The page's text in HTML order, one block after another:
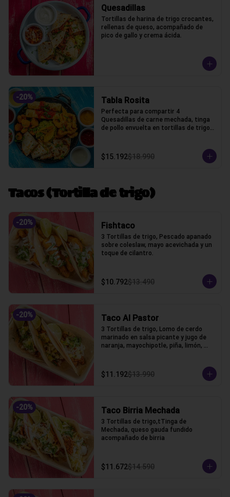
Quesadillas
Tortillas de harina de trigo crocantes,
rellenas de queso, acompañado de
pico de gallo y crema ácida.
-20% Tabla Rosita
Perfecta para compartir 4
Quesadillas de carne mechada, tinga
de pollo envuelta en tortillas de trigo,
chipotle, acida, honey, marinara y pico
de gallo
$15.192$18.990
Tacos (Tortilla de trigo)
-20% Fishtaco
3 Tortillas de trigo, Pescado apanado
sobre coleslaw, mayo acevichada y un
toque de cilantro.
$10.792$13.490
-20% Taco Al Pastor
3 Tortillas de trigo, Lomo de cerdo
marinado en salsa picante y jugo de
naranja, mayochipotle, piña, limón,
$11.192$13.990
-20% Taco Birria Mechada
3 Tortillas de trigo,tTinga de
Mechada, queso gauda fundido
acompañado de birria
$11.672$14.590